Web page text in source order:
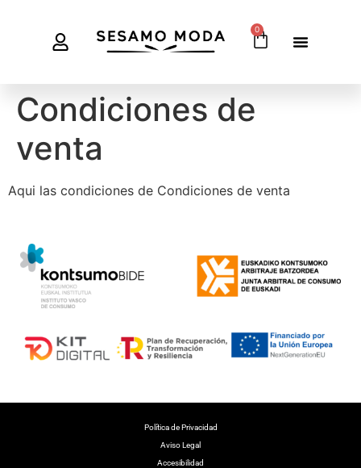
0
Condiciones de
venta
Aqui las condiciones de Condiciones de venta
Polí­tica de Privacidad
Aviso Legal
Accesibilidad